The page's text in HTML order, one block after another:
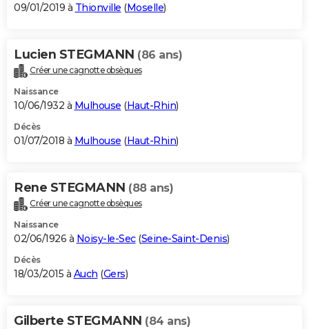
09/01/2019 à Thionville (Moselle)
Lucien STEGMANN (86 ans)
Créer une cagnotte obsèques
Naissance
10/06/1932 à Mulhouse (Haut-Rhin)
Décès
01/07/2018 à Mulhouse (Haut-Rhin)
Rene STEGMANN (88 ans)
Créer une cagnotte obsèques
Naissance
02/06/1926 à Noisy-le-Sec(Seine-Saint-Denis)
Décès
18/03/2015 à Auch (Gers)
Gilberte STEGMANN (84 ans)